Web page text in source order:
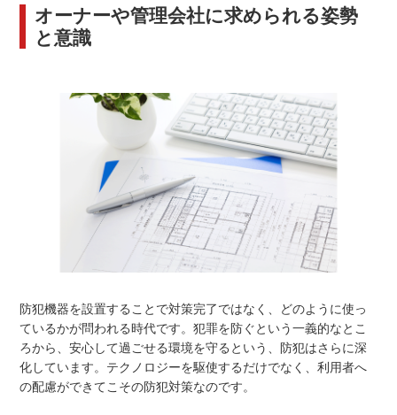
オーナーや管理会社に求められる姿勢
と意識
防犯機器を設置することで対策完了ではなく、どのように使っ
ているかが問われる時代です。犯罪を防ぐという一義的なとこ
ろから、安心して過ごせる環境を守るという、防犯はさらに深
化しています。テクノロジーを駆使するだけでなく、利用者へ
の配慮ができてこその防犯対策なのです。